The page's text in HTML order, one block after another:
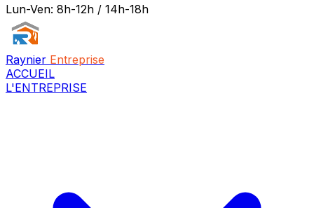
Lun-Ven: 8h-12h / 14h-18h
Raynier Entreprise
ACCUEIL
L'ENTREPRISE